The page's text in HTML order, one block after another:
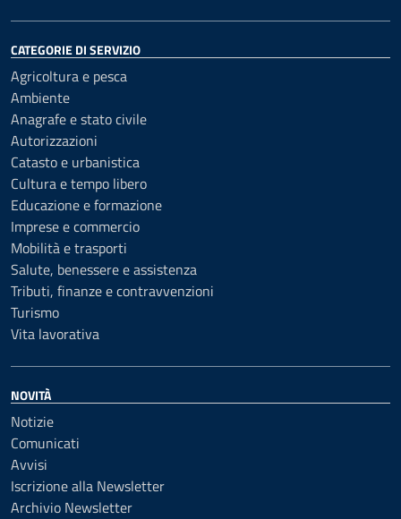
CATEGORIE DI SERVIZIO
Agricoltura e pesca
Ambiente
Anagrafe e stato civile
Autorizzazioni
Catasto e urbanistica
Cultura e tempo libero
Educazione e formazione
Imprese e commercio
Mobilità e trasporti
Salute, benessere e assistenza
Tributi, finanze e contravvenzioni
Turismo
Vita lavorativa
NOVITÀ
Notizie
Comunicati
Avvisi
Iscrizione alla Newsletter
Archivio Newsletter